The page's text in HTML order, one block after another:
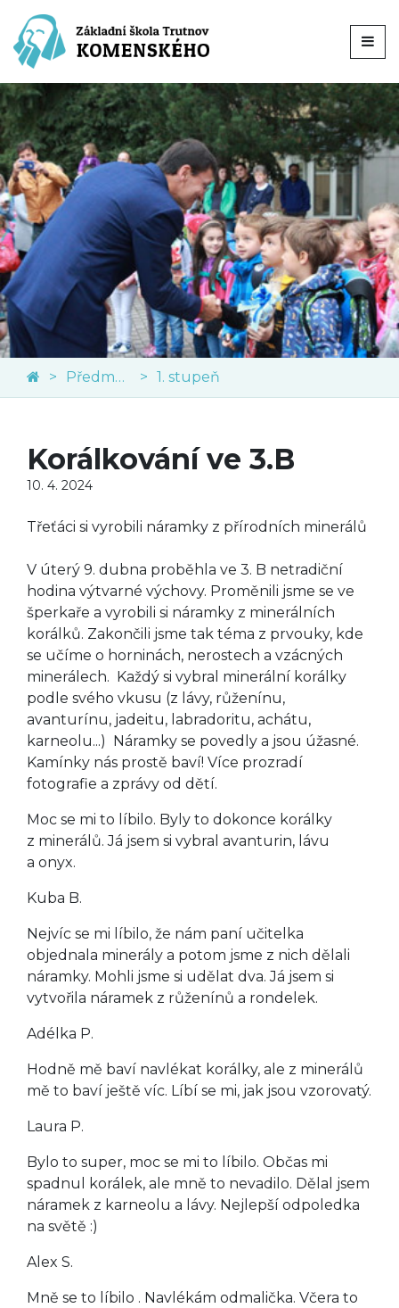
Předměty 1. stupeň
Korálkování ve 3.B
10. 4. 2024
Třeťáci si vyrobili náramky z přírodních minerálů
V úterý 9. dubna proběhla ve 3. B netradiční
hodina výtvarné výchovy. Proměnili jsme se ve
šperkaře a vyrobili si náramky z minerálních
korálků. Zakončili jsme tak téma z prvouky, kde
se učíme o horninách, nerostech a vzácných
minerálech. Každý si vybral minerální korálky
podle svého vkusu (z lávy, růženínu,
avanturínu, jadeitu, labradoritu, achátu,
karneolu...) Náramky se povedly a jsou úžasné.
Kamínky nás prostě baví! Více prozradí
fotografie a zprávy od dětí.
Moc se mi to líbilo. Byly to dokonce korálky
z minerálů. Já jsem si vybral avanturin, lávu
a onyx.
Kuba B.
Nejvíc se mi líbilo, že nám paní učitelka
objednala minerály a potom jsme z nich dělali
náramky. Mohli jsme si udělat dva. Já jsem si
vytvořila náramek z růženínů a rondelek.
Adélka P.
Hodně mě baví navlékat korálky, ale z minerálů
mě to baví ještě víc. Líbí se mi, jak jsou vzorovatý.
Laura P.
Bylo to super, moc se mi to líbilo. Občas mi
spadnul korálek, ale mně to nevadilo. Dělal jsem
náramek z karneolu a lávy. Nejlepší odpoledka
na světě :)
Alex S.
Mně se to líbilo . Navlékám odmalička. Včera to